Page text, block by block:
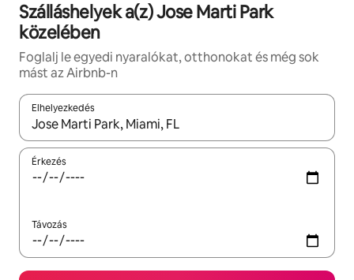
Szálláshelyek a(z) Jose Marti Park
közelében
Foglalj le egyedi nyaralókat, otthonokat és még sok
mást az Airbnb-n
Elhelyezkedés
Az eredmények között a felfelé és a lefelé nyíllal
Érkezés
Távozás